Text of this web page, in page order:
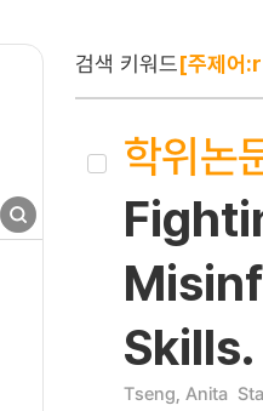
검색 키워드[주제어
학위논
Skills.
Tseng, Anita